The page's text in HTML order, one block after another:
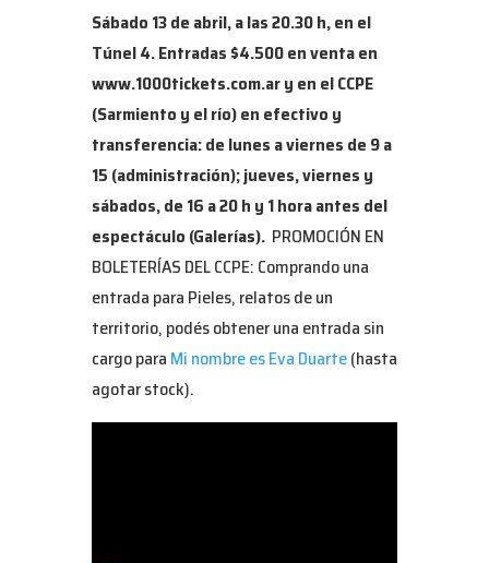
Sábado 13 de abril, a las 20.30 h, en el
Túnel 4.Entradas $4.500 en venta en
www.1000tickets.com.ar y en el CCPE
(Sarmiento y el río) en efectivo y
transferencia: de lunes a viernes de 9 a
15 (administración); jueves, viernes y
sábados, de 16 a 20 h y 1 hora antes del
espectáculo (Galerías). PROMOCIÓN EN
BOLETERÍAS DEL CCPE: Comprando una
entrada para Pieles, relatos de un
territorio, podés obtener una entrada sin
cargo para Mi nombre es Eva Duarte(hasta
agotar stock).